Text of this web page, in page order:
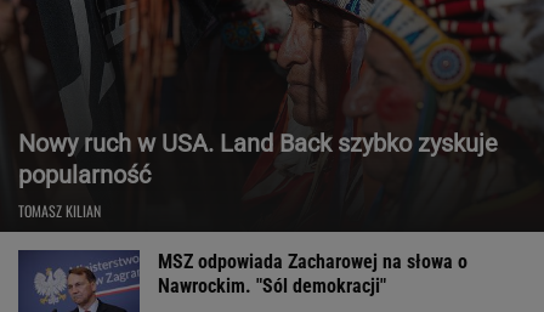
Nowy ruch w USA. Land Back szybko zyskuje
popularność
TOMASZ KILIAN
MSZ odpowiada Zacharowej na słowa o
Nawrockim. "Sól demokracji"